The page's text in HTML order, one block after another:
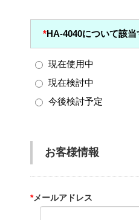
*HA-4040について該当
現在使用中
現在検討中
今後検討予定
お客様情報
*メールアドレス